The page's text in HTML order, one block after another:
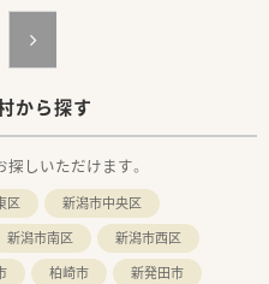
。
務給制度を採用、若くから責任の
修など幅広い研修を整えていま
ベートも充実してご勤務が可能で
から探す
しいただけます。
区
新潟市中央区
新潟市南区
新潟市西区
柏崎市 新発田市